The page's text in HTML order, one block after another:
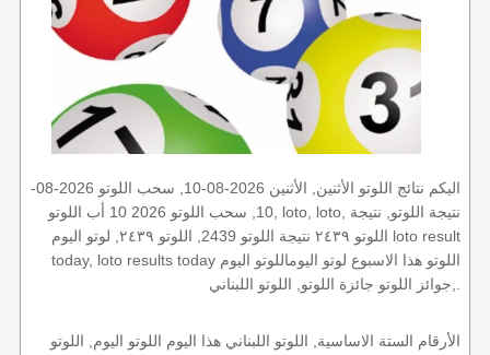
اليكم نتائج اللوتو الأثنين, الأثنين 2026-08-10, سحب اللوتو 2026-08-
10, سحب اللوتو 2026 10 أب اللوتو, loto, loto, نتيجة اللوتو, نتيجة
اللوتو ٢٤٣٩ نتيجة اللوتو 2439, اللوتو ٢٤٣٩, لوتو اليوم loto result
today, loto results today اللوتو هذا الاسبوع لوتو اليوماللوتو اليوم
الأرقام الستة الاساسية, اللوتو اللبناني هذا اليوم اللوتو اليوم, اللوتو